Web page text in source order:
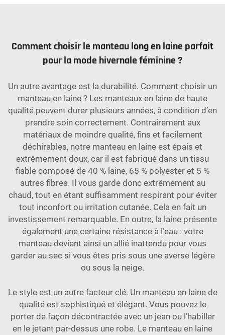
Comment choisir le manteau long en laine parfait
pour la mode hivernale féminine ?
Un autre avantage est la durabilité. Comment choisir un
manteau en laine ? Les manteaux en laine de haute
qualité peuvent durer plusieurs années, à condition d’en
prendre soin correctement. Contrairement aux
matériaux de moindre qualité, fins et facilement
déchirables, notre manteau en laine est épais et
extrêmement doux, car il est fabriqué dans un tissu
fiable composé de 40 % laine, 65 % polyester et 5 %
autres fibres. Il vous garde donc extrêmement au
chaud, tout en étant suffisamment respirant pour éviter
tout inconfort ou irritation cutanée. Cela en fait un
investissement remarquable. En outre, la laine présente
également une certaine résistance à l’eau : votre
manteau devient ainsi un allié inattendu pour vous
garder au sec si vous êtes pris sous une averse légère
ou sous la neige.
Le style est un autre facteur clé. Un manteau en laine de
qualité est sophistiqué et élégant. Vous pouvez le
porter de façon décontractée avec un jean ou l’habiller
en le jetant par-dessus une robe. Le manteau en laine